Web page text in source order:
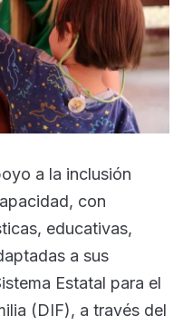
a la inclusión
con
educativas,
a sus
Estatal para el
(DIF), a través del